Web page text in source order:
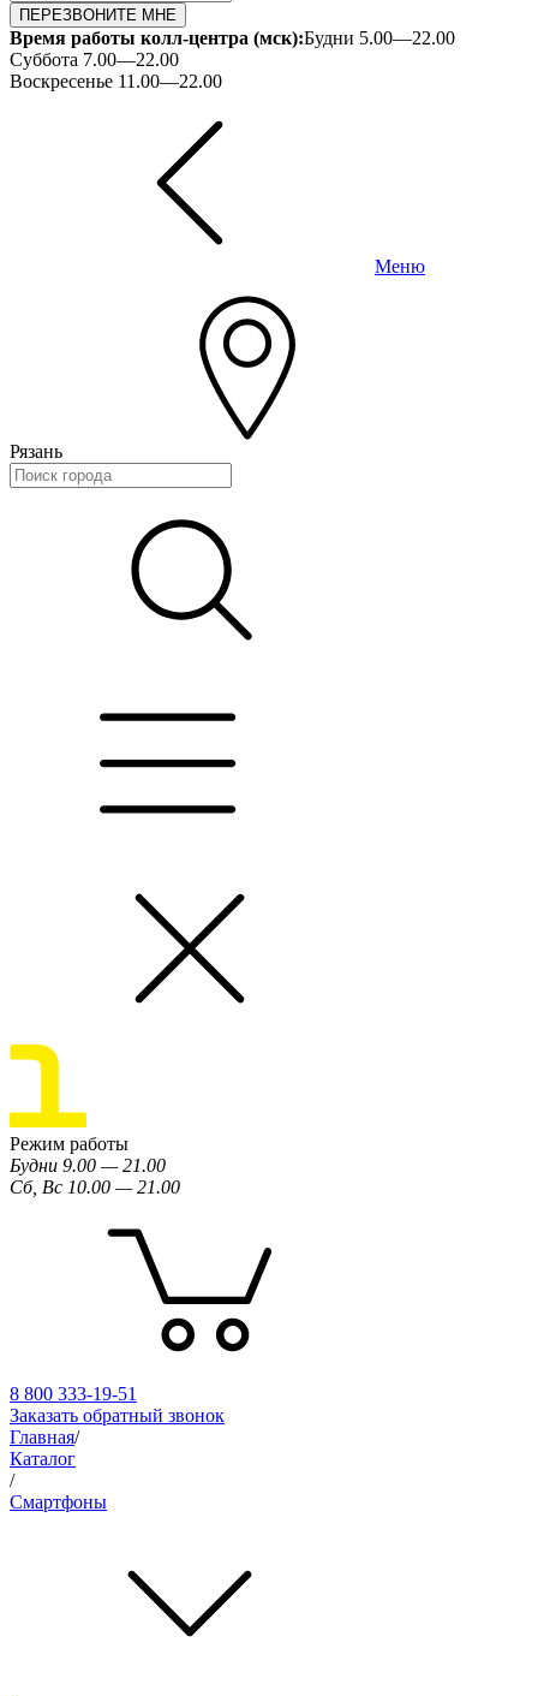
ПЕРЕЗВОНИТЕ МНЕ
Время работы колл-центра (мск):Будни 5.00—22.00
Суббота 7.00—22.00
Воскресенье 11.00—22.00
Меню
Рязань
Режим работы
Будни 9.00 — 21.00
Сб, Вс 10.00 — 21.00
8 800 333-19-51
Заказать обратный звонок
Главная/
Каталог
/
Смартфоны